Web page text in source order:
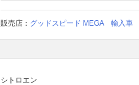
販売店： グッドスピード MEGA 輸入車
シトロエン